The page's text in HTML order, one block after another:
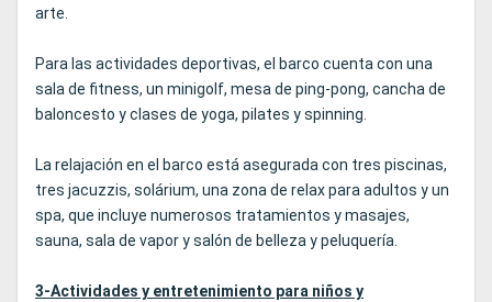
arte.
Para las actividades deportivas, el barco cuenta con una
sala de fitness, un minigolf, mesa de ping-pong, cancha de
baloncesto y clases de yoga, pilates y spinning.
La relajación en el barco está asegurada con tres piscinas,
tres jacuzzis, solárium, una zona de relax para adultos y un
spa, que incluye numerosos tratamientos y masajes,
sauna, sala de vapor y salón de belleza y peluquería.
3-Actividades y entretenimiento para niños y